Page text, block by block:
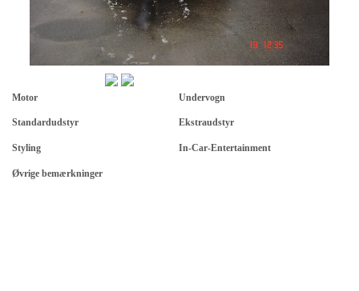
Motor Undervogn
Standardudstyr Ekstraudstyr
Styling In-Car-Entertainment
Øvrige bemærkninger